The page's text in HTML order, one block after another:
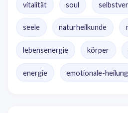
vitalität soul
seele naturheilkunde
lebensenergie körper
energie emotionale-heilung